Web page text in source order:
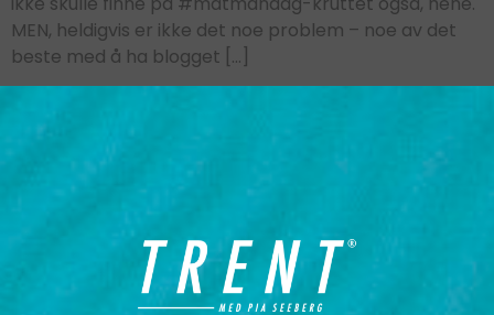
MEN, heldigvis er ikke det noe problem – noe av det
beste med å ha blogget […]